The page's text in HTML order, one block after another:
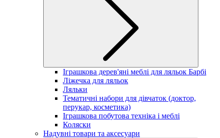
Іграшкова дерев'яні меблі для ляльок Барбі
Ліжечка для ляльок
Ляльки
Тематичні набори для дівчаток (доктор,
перукар, косметика)
Іграшкова побутова техніка і меблі
Коляски
Надувні товари та аксесуари